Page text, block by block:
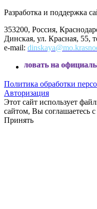
Разработка и поддержка
353200, Россия,
Динская, ул. Красная, 55,
e-mail:
на официальный сайт
Политика обработки
Авторизация
Этот сайт использует
сайтом, Вы соглашаетесь
Принять